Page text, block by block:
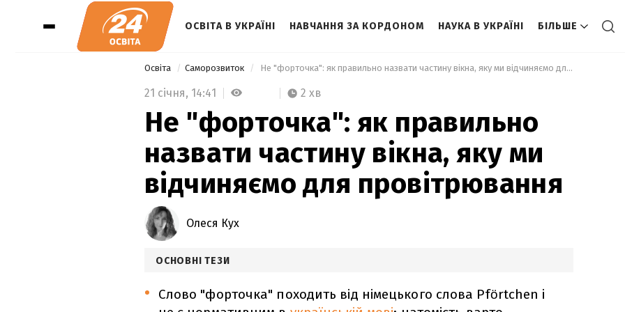
ОСВІТА В УКРАЇНІ НАВЧАННЯ ЗА КОРДОНОМ НАУКА В УКРАЇНІ БІЛЬШЕ
Освіта Саморозвиток Не "форточка": як правильно назвати частину вікна, яку ми відчиняємо для провітрювання
21 січня, 14:41 2 хв
Не "форточка": як правильно
назвати частину вікна, яку ми
відчиняємо для провітрювання
Олеся Кух
ОСНОВНІ ТЕЗИ
Слово "форточка" походить від німецького слова Pförtchen і